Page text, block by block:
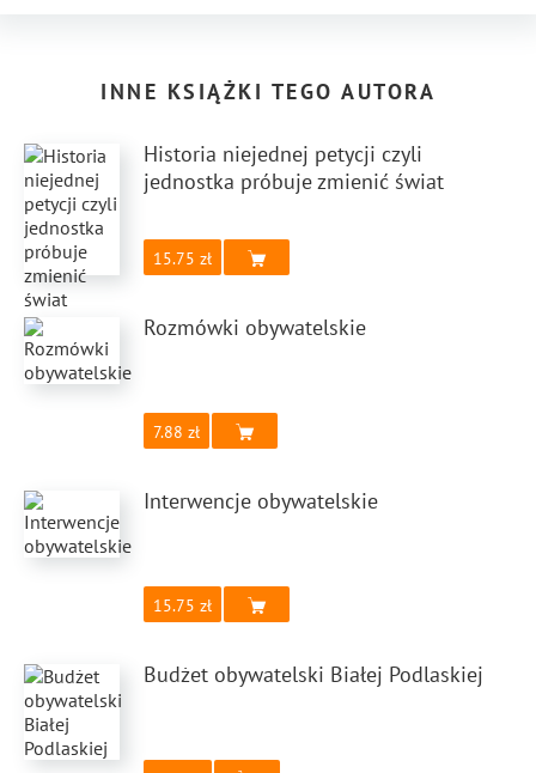
INNE KSIĄŻKI TEGO AUTORA
Historia niejednej petycji czyli
jednostka próbuje zmienić świat
15.75
Rozmówki obywatelskie
7.88
Interwencje obywatelskie
15.75
Budżet obywatelski Białej Podlaskiej